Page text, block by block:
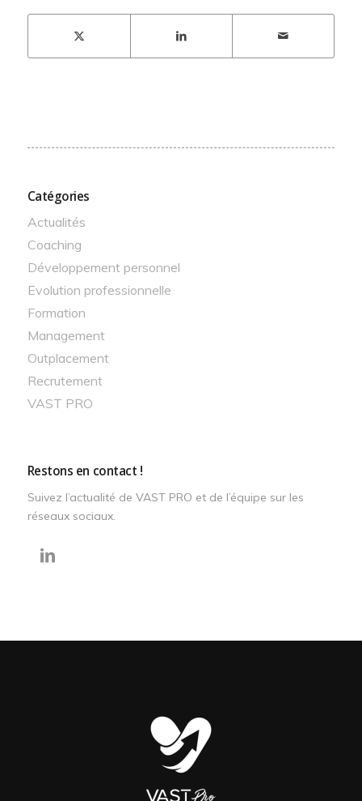
Catégories
Actualités
Coaching
Développement personnel
Evolution professionnelle
Formation
Management
Outplacement
Recrutement
VAST PRO
Restons en contact !
Suivez l’actualité de VAST PRO et de l’équipe sur les
réseaux sociaux.